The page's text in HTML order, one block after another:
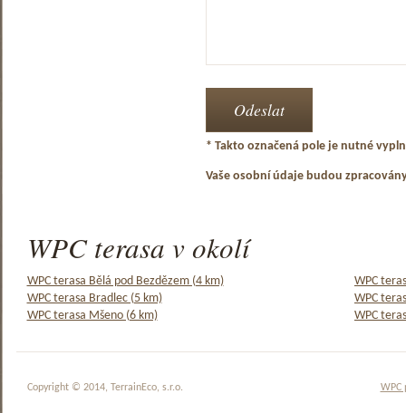
* Takto označená pole je nutné
Vaše osobní údaje budou
WPC terasa v okolí
WPC terasa Bělá pod Bezdězem (4 km)
WPC
WPC terasa Bradlec (5 km)
WPC
WPC terasa Mšeno (6 km)
WPC
WPC
Copyright © 2014, TerrainEco, s.r.o.